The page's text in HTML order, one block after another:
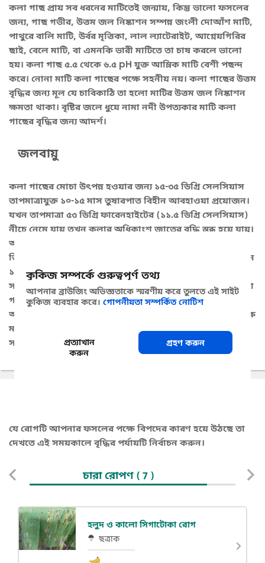
কলা গাছ প্রায় সব ধরনের মাটিতেই জন্মায়, কিন্তু ভালো ফসলের
জন্য, গাছ গভীর, উত্তম জল নিষ্কাশন সম্পন্ন জংলী দোআঁশ মাটি,
পাথুরে বালি মাটি, উর্বর মৃত্তিকা, লাল ল্যাটেরাইট, আগ্নেয়গিরির
ছাই, বেলে মাটি, বা এমনকি ভারী মাটিতে তা চাষ করলে ভালো
হয়। কলা গাছ ৫.৫ থেকে ৬.৫ pH যুক্ত আম্লিক মাটি বেশী পছন্দ
করে। নোনা মাটি কলা গাছের পক্ষে সহনীয় নয়। কলা গাছের উত্তম
বৃদ্ধির জন্য মূল যে চাবিকাঠি তা হলো মাটির উত্তম জল নিষ্কাশন
ক্ষমতা থাকা। বৃষ্টির জলে ধুয়ে নামা নদী উপত্যকার মাটি কলা
গাছের বৃদ্ধির জন্য আদর্শ।
জলবায়ু
কলা গাছের মোচা উৎপন্ন হওয়ার জন্য ১৫-৩৫ ডিগ্রি সেলসিয়াস
তাপমাত্রাযুক্ত ১০-১৫ মাস তুষারপাত বিহীন আবহাওয়া প্রয়োজন।
যখন তাপমাত্রা ৫৩ ডিগ্রি ফারেনহাইটের (১১.৫ ডিগ্রি সেলসিয়াস)
নীচে নেমে যায় তখন কলার অধিকাংশ জাতের বৃদ্ধি স্তব্ধ হয়ে যায়।
অন্যদিকে খুব উচ্চ তাপমাত্রায় যেমন ৮০ ডিগ্রি ফারেনহাইট (২৬.৫
ডিগ্রি সেলসিয়াস) তাপমাত্রায় বৃদ্ধি সীমিত হয় এবং তাপমাত্রা যখন
১০০ ডিগ্রি ফারেনহাইটে (৩৮ ডিগ্রি সেলসিয়াস) পৌঁছ যায় তখন
সামগ্রিক বৃদ্ধি স্তব্ধ হয়ে যায়। উচ্চ তাপমাত্রা এবং চড়া সূর্যের আলো
গাছের পাতা ও ফলকে ঝলসে দিতে পারে, যদিও কলা পূর্ণ সূর্যের
আলোতে ভালোভাবে বেড়ে ওঠে। হিমশীতল তাপমাত্রা পাতার পক্ষে
মারনকারক। ঝোড়ো বাতাসে ভেঙে পড়ার প্রতি কলাগাছ
সংবেদনশীল।
যে রোগটি আপনার ফসলের পক্ষে বিপদের কারণ হয়ে উঠছে তা
দেখতে এই সময়কালে বৃদ্ধির পর্যায়টি নির্বাচন করুন।
চারা রোপণ( 7 )
হলুদ ও কালো সিগাটোকা রোগ
ছত্রাক
কুকিজ সম্পর্কে গুরুত্বপূর্ণ তথ্য
আপনার ব্রাউজিং অভিজ্ঞতাকে স্মরণীয় করে তুলতে এই সাইট
কুকিজ ব্যবহার করে। গোপনীয়তা সম্পর্কিত নোটিশ
প্রত্যাখান
করুন
গ্রহণ করুন